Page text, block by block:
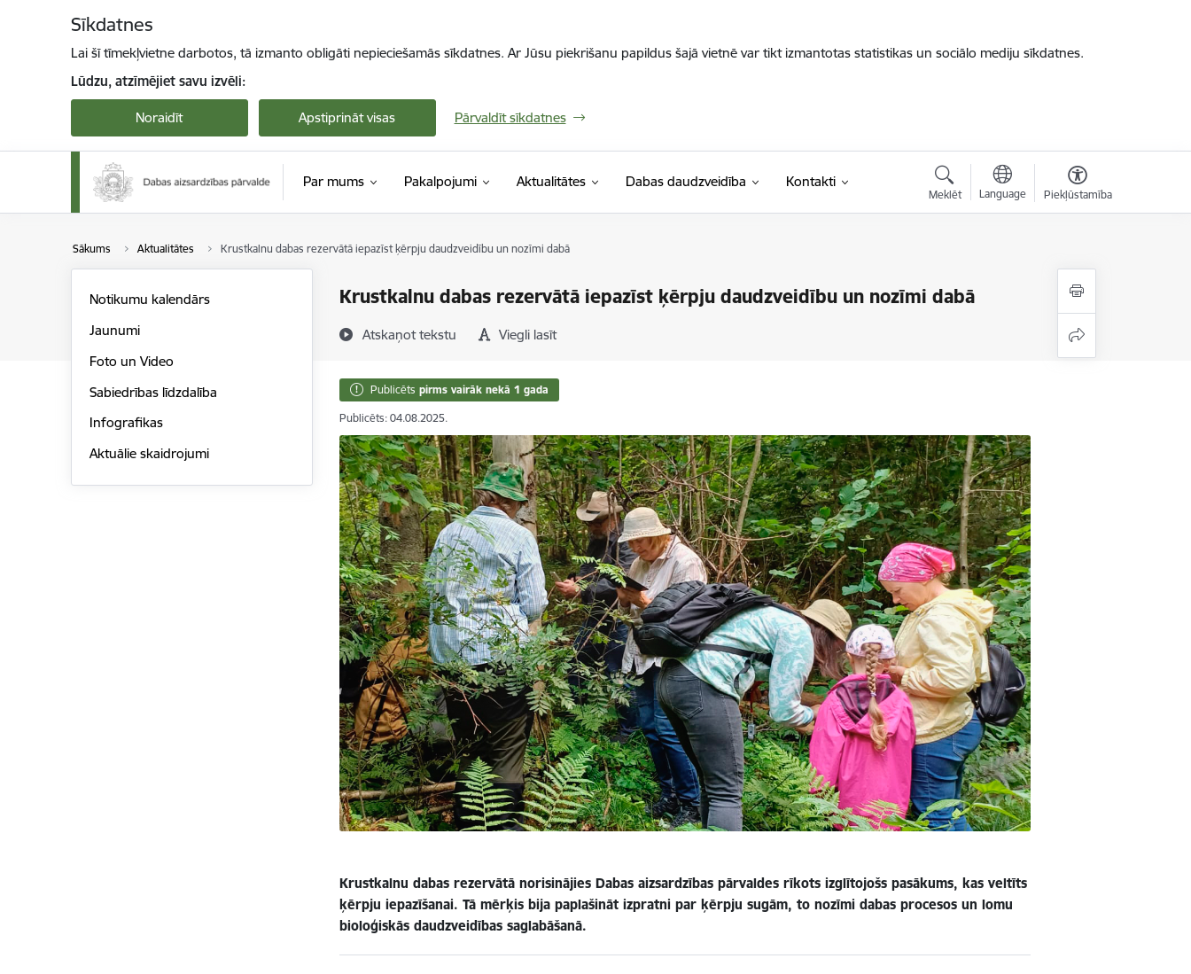
Sīkdatnes
Lai šī tīmekļvietne darbotos, tā izmanto obligāti nepieciešamās sīkdatnes. Ar Jūsu piekrišanu papildus šajā vietnē var tikt izmantotas statistikas un sociālo mediju sīkdatnes.
Lūdzu, atzīmējiet savu izvēli:
Noraidīt Apstiprināt visas Pārvaldīt sīkdatnes
Par mums Pakalpojumi Aktualitātes Dabas daudzveidība Kontakti
Meklēt Language Piekļūstamība
Sākums Aktualitātes Krustkalnu dabas rezervātā iepazīst ķērpju daudzveidību un nozīmi dabā
Krustkalnu dabas rezervātā iepazīst ķērpju daudzveidību un nozīmi dabā
Atskaņot tekstu Viegli lasīt
Notikumu kalendārs
Jaunumi
Foto un Video
Sabiedrības līdzdalība
Infografikas
Aktuālie skaidrojumi
Publicēts pirms vairāk nekā 1 gada
Publicēts: 04.08.2025.
Krustkalnu dabas rezervātā norisinājies Dabas aizsardzības pārvaldes rīkots izglītojošs pasākums, kas veltīts
ķērpju iepazīšanai. Tā mērķis bija paplašināt izpratni par ķērpju sugām, to nozīmi dabas procesos un lomu
bioloģiskās daudzveidības saglabāšanā.